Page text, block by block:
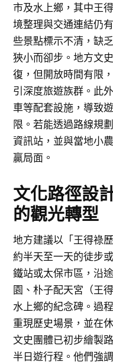
市及水上鄉，其中王
境整理與交通連結仍
些景點標示不清，缺
狹小而卻步。地方文
復，但開放時間有限
引深度旅遊族群。此
車等配套設施，導致
限。若能透過路線規
資訊站，並與當地小
贏局面。
文化路徑設
的觀光轉型
地方建議以「王得祿
約半天至一天的徒步
鐵站或太保市區，沿
園、朴子配天宮（王
水上鄉的紀念碑。過
重現歷史場景，並在
文史團體已初步繪製
半日遊行程。他們強